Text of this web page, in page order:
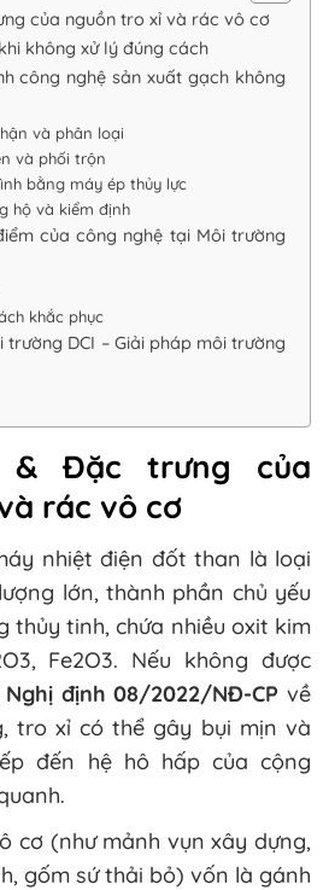
của nguồn tro xỉ và rác vô cơ
không xử lý đúng cách
công nghệ sản xuất gạch không
và phân loại
và phối trộn
bằng máy ép thủy lực
hộ và kiểm định
của công nghệ tại Môi trường
khắc phục
DCI – Giải pháp môi trường
& Đặc trưng của
rác vô cơ
nhiệt điện đốt than là loại
lớn, thành phần chủ yếu
thủy tinh, chứa nhiều oxit kim
Fe2O3. Nếu không được
Nghị định 08/2022/NĐ-CP về
tro xỉ có thể gây bụi mịn và
đến hệ hô hấp của cộng
cơ (như mảnh vụn xây dựng,
gốm sứ thải bỏ) vốn là gánh